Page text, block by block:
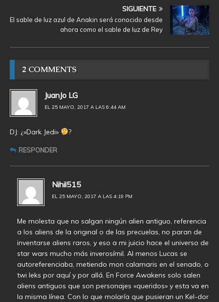
SIGUIENTE
El sable de luz azul de Anakin será conocido desde
ahora como el sable de luz de Rey
2 COMMENTS
JuanJo LG
EL 25 MAYO, 2017 A LAS 6:44 AM
DJ: ¿»Dark Jedi» ?
RESPONDER
Nihil515
EL 25 MAYO, 2017 A LAS 4:19 PM
Me molesta que no salgan ningún alien antiguo, referencia
a los aliens de la original o de las precuelas, no paran de
inventarse aliens raros, y eso a mi juicio hace el universo de
star wars mucho más inverosímil. Al menos Lucas se
autoreferenciaba, metiendo mon calamaris en el senado, o
twi leks por aquí y por allá. En Force Awakens solo salen
aliens antiguos que son personajes «queridos» y esta va en
la misma línea. Con lo que molaría que pusieran un Kel-dor